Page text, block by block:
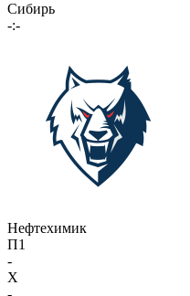
Сибирь
-:-
Нефтехимик
П1
-
X